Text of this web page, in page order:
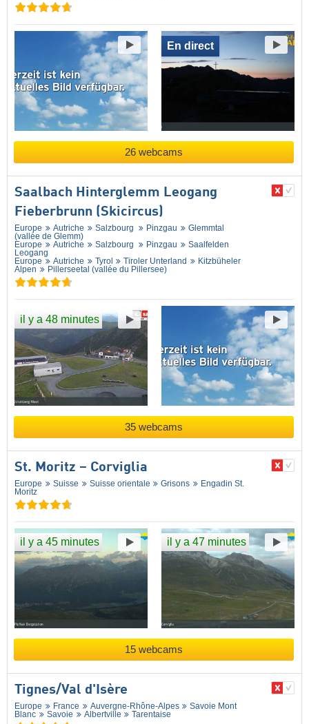
En direct
26 webcams
Saalbach Hinterglemm Leogang
Fieberbrunn (Skicircus)
Europe Autriche Salzbourg Pinzgau
Glemmtal
(vallée de Glemm)
Europe
Autriche Salzbourg Pinzgau
Saalfelden
Leogang
Europe
Autriche Tyrol Tiroler Unterland
Kitzbüheler
Alpen
Pillerseetal (vallée du Pillersee)
il y a 48 minutes
35 webcams
St. Moritz – Corviglia
Europe Suisse Suisse orientale Grisons
Engadin St.
Moritz
il y a 45 minutes il y a 47 minutes
15 webcams
Tignes/​Val d'Isère
Europe France Auvergne-Rhône-Alpes
Savoie Mont
Blanc
Savoie Albertville Tarentaise